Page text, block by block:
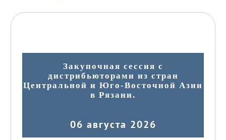
Закупочная сессия с
дистрибьюторами из стран
Центральной и Юго-Восточной Азии
в Рязани.
06 августа 2026